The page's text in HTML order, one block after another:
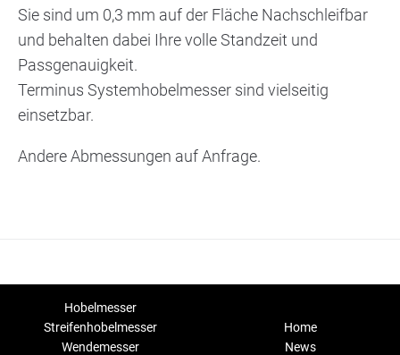
Sie sind um 0,3 mm auf der Fläche Nachschleifbar
und behalten dabei Ihre volle Standzeit und
Passgenauigkeit.
Terminus Systemhobelmesser sind vielseitig
einsetzbar.
Andere Abmessungen auf Anfrage.
Hobelmesser
Streifenhobelmesser
Wendemesser
Home
News